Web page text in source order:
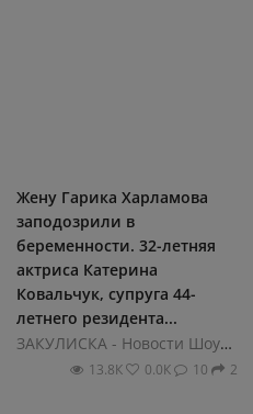
Жену Гарика Харламова
заподозрили в
беременности. 32-летняя
актриса Катерина
Ковальчук, супруга 44-
летнего резидента...
ЗАКУЛИСКА - Новости ШоуБиза
13.8К 0.0К 10 2